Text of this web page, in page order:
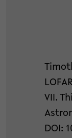
VII.
DOI: